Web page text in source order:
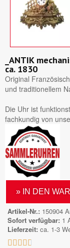
_ANTIK
ca. 1830
Original
und traditionellem
Die Uhr ist
fachkundig von
» IN DEN
Artikel-Nr. 150904
Sofort verfügbar 1
Lieferzeit ca. 1-3
    